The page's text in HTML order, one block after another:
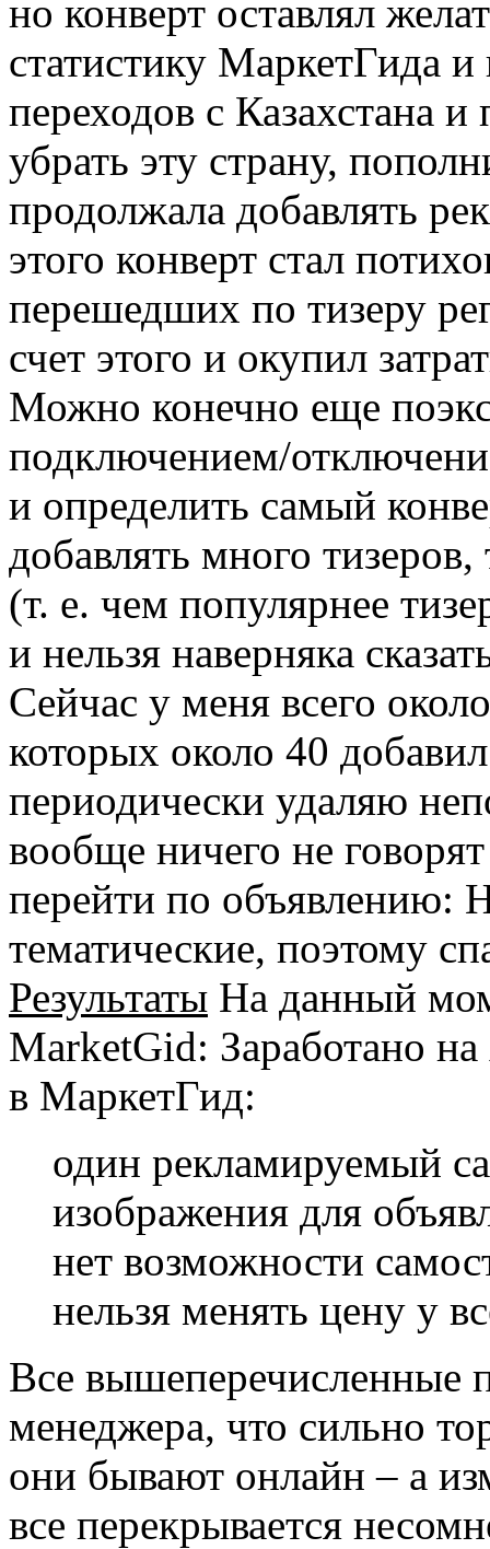
но конверт оставлял
статистику МаркетГида
переходов с Казахстана
убрать эту страну,
продолжала добавлять
этого конверт стал
перешедших по тизеру
счет этого и окупил
Можно конечно еще
подключением/
и определить самый
добавлять много
(т. е. чем популярнее
и нельзя наверняка
Сейчас у меня всего
которых около 40
периодически удаляю
вообще ничего не
перейти по объявлению:
тематические, поэтому
Результаты На данный
MarketGid: Заработано
в МаркетГид:
один рекламируемый
изображения для
нет возможности
нельзя менять цену у
Все вышеперечисленные
менеджера, что сильно
они бывают онлайн – а
все перекрывается